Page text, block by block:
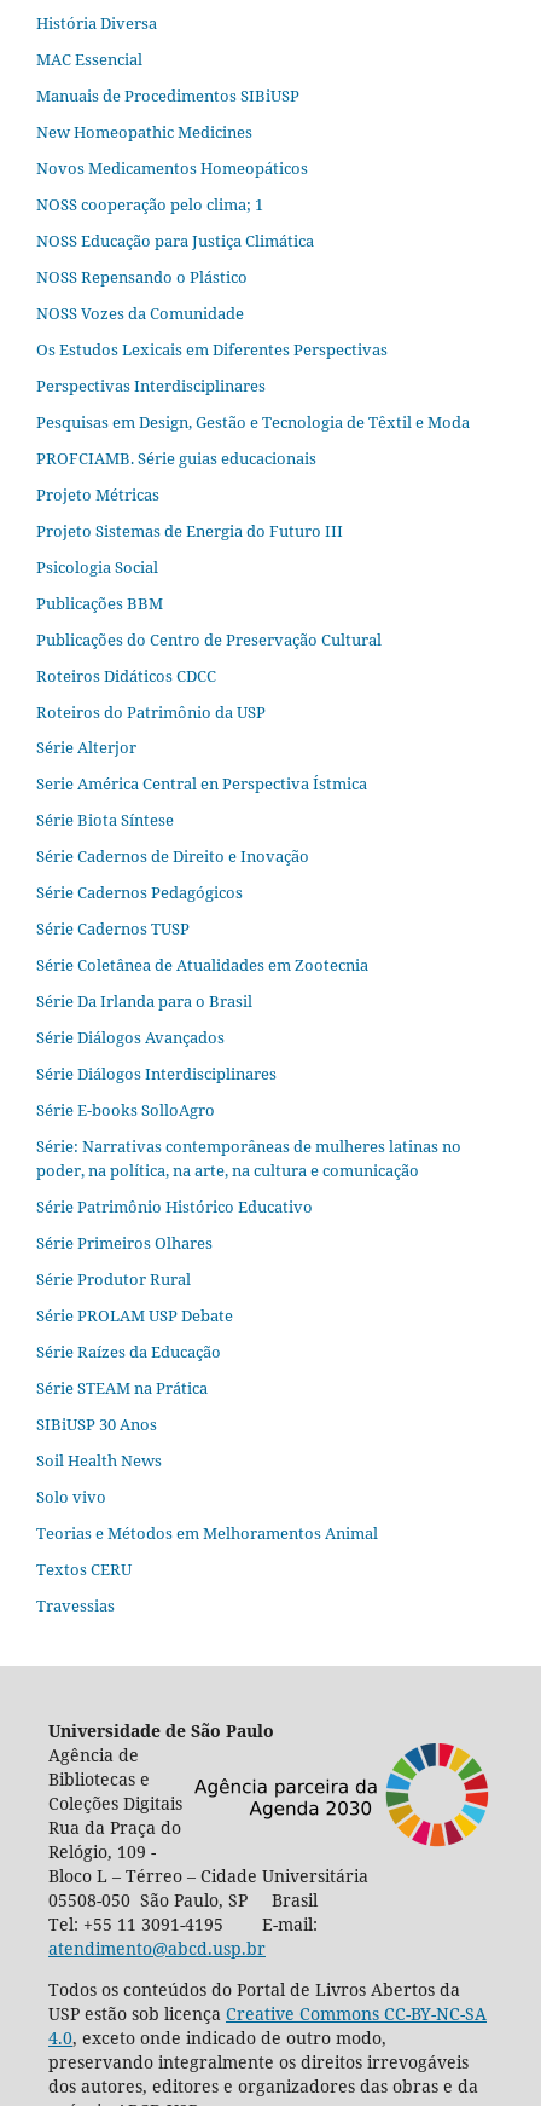
História Diversa
MAC Essencial
Manuais de Procedimentos SIBiUSP
New Homeopathic Medicines
Novos Medicamentos Homeopáticos
NOSS cooperação pelo clima; 1
NOSS Educação para Justiça Climática
NOSS Repensando o Plástico
NOSS Vozes da Comunidade
Os Estudos Lexicais em Diferentes Perspectivas
Perspectivas Interdisciplinares
Pesquisas em Design, Gestão e Tecnologia de Têxtil e Moda
PROFCIAMB. Série guias educacionais
Projeto Métricas
Projeto Sistemas de Energia do Futuro III
Psicologia Social
Publicações BBM
Publicações do Centro de Preservação Cultural
Roteiros Didáticos CDCC
Roteiros do Patrimônio da USP
Série Alterjor
Serie América Central en Perspectiva Ístmica
Série Biota Síntese
Série Cadernos de Direito e Inovação
Série Cadernos Pedagógicos
Série Cadernos TUSP
Série Coletânea de Atualidades em Zootecnia
Série Da Irlanda para o Brasil
Série Diálogos Avançados
Série Diálogos Interdisciplinares
Série E-books SolloAgro
Série: Narrativas contemporâneas de mulheres latinas no
poder, na política, na arte, na cultura e comunicação
Série Patrimônio Histórico Educativo
Série Primeiros Olhares
Série Produtor Rural
Série PROLAM USP Debate
Série Raízes da Educação
Série STEAM na Prática
SIBiUSP 30 Anos
Soil Health News
Solo vivo
Teorias e Métodos em Melhoramentos Animal
Textos CERU
Travessias
Universidade de São Paulo
Agência de
Bibliotecas e
Coleções Digitais
Rua da Praça do
Relógio, 109 -
Bloco L – Térreo – Cidade Universitária
05508-050 São Paulo, SP Brasil
Tel: +55 11 3091-4195 E-mail:
atendimento@abcd.usp.br
Todos os conteúdos do Portal de Livros Abertos da
USP estão sob licença Creative Commons CC-BY-NC-SA
4.0, exceto onde indicado de outro modo,
preservando integralmente os direitos irrevogáveis
dos autores, editores e organizadores das obras e da